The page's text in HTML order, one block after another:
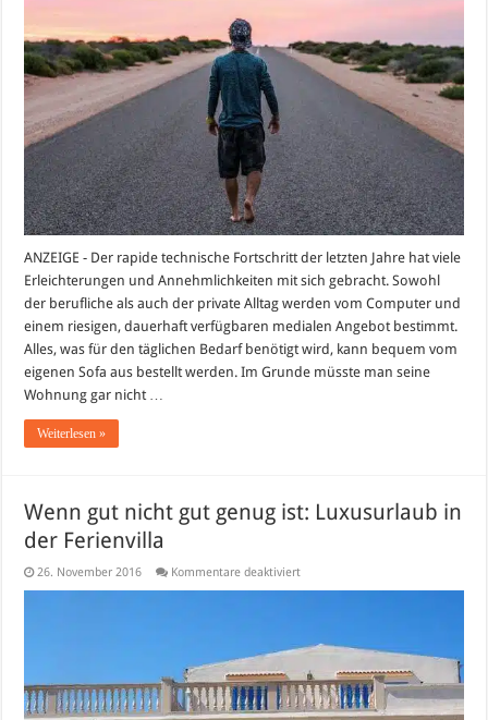
ANZEIGE - Der rapide technische Fortschritt der letzten Jahre hat viele
Erleichterungen und Annehmlichkeiten mit sich gebracht. Sowohl
der berufliche als auch der private Alltag werden vom Computer und
einem riesigen, dauerhaft verfügbaren medialen Angebot bestimmt.
Alles, was für den täglichen Bedarf benötigt wird, kann bequem vom
eigenen Sofa aus bestellt werden. Im Grunde müsste man seine
Wohnung gar nicht …
Weiterlesen »
Wenn gut nicht gut genug ist: Luxusurlaub in
der Ferienvilla
26. November 2016 Kommentare deaktiviertfür
genug
Luxusurlaub
in
der
Ferienvilla